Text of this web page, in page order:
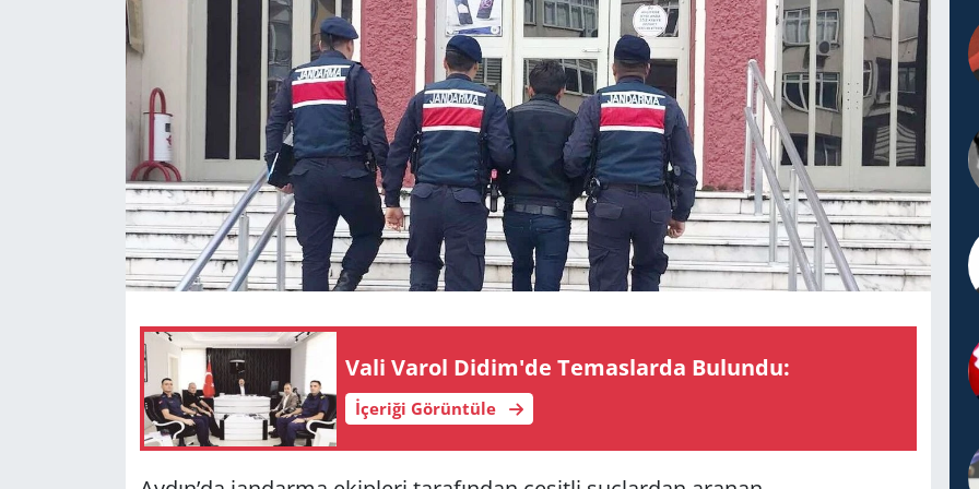
Vali Varol Didim'de Te­mas­lar­da Bu­lun­du:
İçeriği Görüntüle
GÜNDEM
HABERDE İNSAN
KÜLTÜR SANAT
MAGAZİN
POLİTİKA